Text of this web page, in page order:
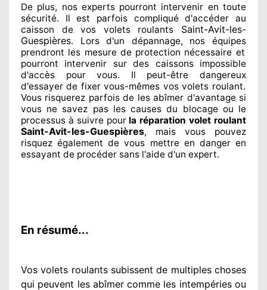
De plus, nos expertspourront intervenir en toute
sécurité. Il est parfois compliquéd'accéder au
caisson de vos volets roulants Saint-Avit-les-
Guespières. Lors d'un dépannage, nos équipes
prendront les mesure de protection nécessaire et
pourront intervenir sur des caissons impossible
d'accès pour vous. Il peut-être dangereux
d'essayer de fixervous-mêmes vos volets roulant.
Vous risquerez parfois de les abîmer d'avantage si
vous ne savez pas les causes du blocage ou le
processus à suivre pour la réparation volet roulant
Saint-Avit-les-Guespières, mais vous pouvez
risquez également de vous mettre en danger en
essayant de procéder sans l'aide d'un expert.
En résumé...
Vos volets roulants subissent de multipleschoses
qui peuvent les abîmercomme les intempéries ou